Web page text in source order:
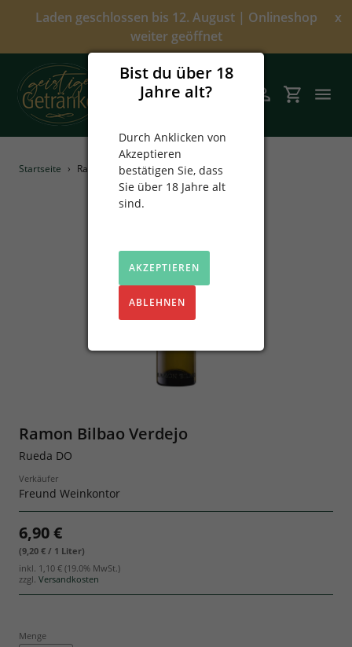
Bist du über 18
Jahre alt?
Durch Anklicken von
Akzeptieren
bestätigen Sie, dass
Sie über 18 Jahre alt
sind.
AKZEPTIEREN
ABLEHNEN
Laden geschlossen bis 12. August | Onlineshop
weiter geöffnet
x
SuchenEinloggen
Angebote
Startseite › Ramon Bilbao Verdejo
Ramon Bilbao Verdejo
Rueda DO
Verkäufer
Freund Weinkontor
6,90 €
(9,20 € / 1 Liter)
inkl. 1,10 € (19.0% MwSt.)
zzgl. Versandkosten
Menge